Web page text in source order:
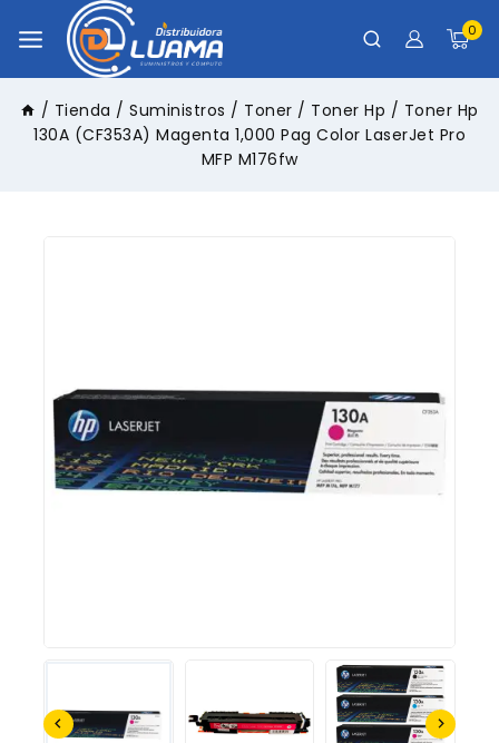
0
/ Tienda / Suministros / Toner / Toner Hp / Toner Hp
130A (CF353A) Magenta 1,000 Pag Color LaserJet Pro
MFP M176fw